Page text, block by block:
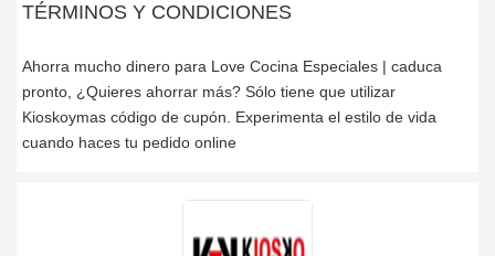
TÉRMINOS Y CONDICIONES
Ahorra mucho dinero para Love Cocina Especiales | caduca
pronto, ¿Quieres ahorrar más? Sólo tiene que utilizar
Kioskoymas código de cupón. Experimenta el estilo de vida
cuando haces tu pedido online